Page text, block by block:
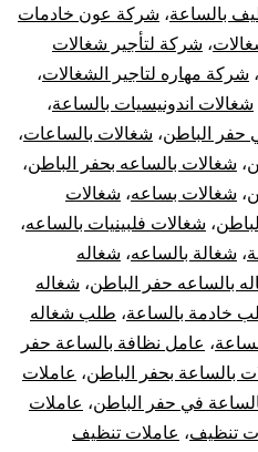
بالساعة، شركة عون خادمات
، شركة لتأجير شغالات
، شركة مهاره لتاجير الشغالات،
شغالات اندونيسيات بالساعة،
حفر الباطن، شغالات بالساعات،
، شغالات بالساعه بحفر الباطن،
، شغالات بساعه، شغالات
، شغالات فلبينيات بالساعه،
، شغالة بالساعه، شغاله
بالساعه حفر الباطن، شغاله
خادمة بالساعة، طلب شغاله
، عامل نظافة بالساعة حفر
بالساعة بحفر الباطن، عاملات
في حفر الباطن، عاملات
تنظيف، عاملات تنظيف